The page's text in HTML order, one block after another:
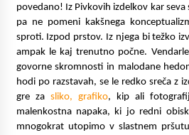
Za kaj se uporablja
7 months ago
povedano! Iz Pivkovih izdelkov kar seva
pa ne pomeni kakšnega
sproti. Izpod prstov. Iz njega bi težko
ampak le kaj trenutno počne.
govorne skromnosti in malodane
hodi po razstavah, se le redko sreča z
gre za sliko, grafiko, kip ali
malenkostna napaka, ki jo redni
mnogokrat utopimo v slastnem